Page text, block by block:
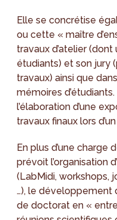
Elle se concrétise
ou cette « maître
travaux d’atelier
étudiants) et son jury
travaux) ainsi que
mémoires
l’élaboration d’une
travaux finaux lors
En plus d’une
prévoit l’organisation
(LabMidi, workshops,
…), le développement
de doctorat en «